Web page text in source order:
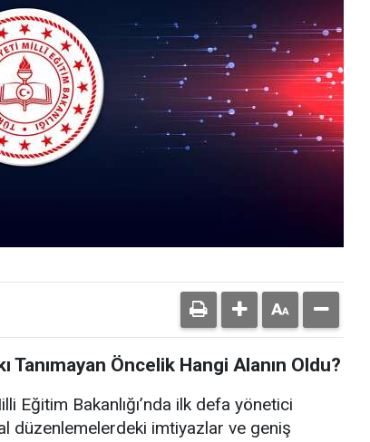
Tanımayan Öncelik Hangi Alanın Oldu?
Eğitim Bakanlığı’nda ilk defa yönetici
düzenlemelerdeki imtiyazlar ve geniş